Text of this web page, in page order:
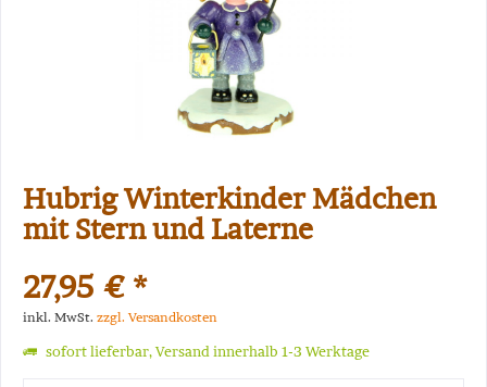
Hubrig Winterkinder Mädchen
mit Stern und Laterne
27,95 € *
inkl. MwSt. zzgl. Versandkosten
sofort lieferbar, Versand innerhalb 1-3 Werktage